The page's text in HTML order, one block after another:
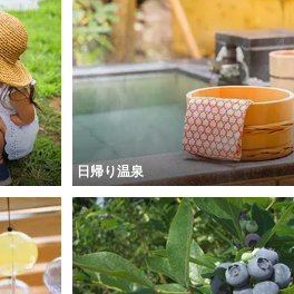
日帰り温泉